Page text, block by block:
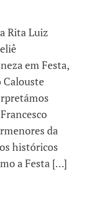
Rita Luiz
em Festa,
Calouste
da
históricos
a Festa […]